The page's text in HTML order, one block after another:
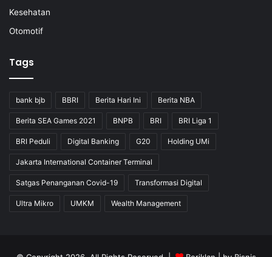
Kesehatan
Otomotif
Tags
bank bjb BBRI Berita Hari Ini Berita NBA
Berita SEA Games 2021 BNPB BRI BRI Liga 1
BRI Peduli Digital Banking G20 Holding UMi
Jakarta International Container Terminal
Satgas Penanganan Covid-19 Transformasi Digital
Ultra Mikro UMKM Wealth Management